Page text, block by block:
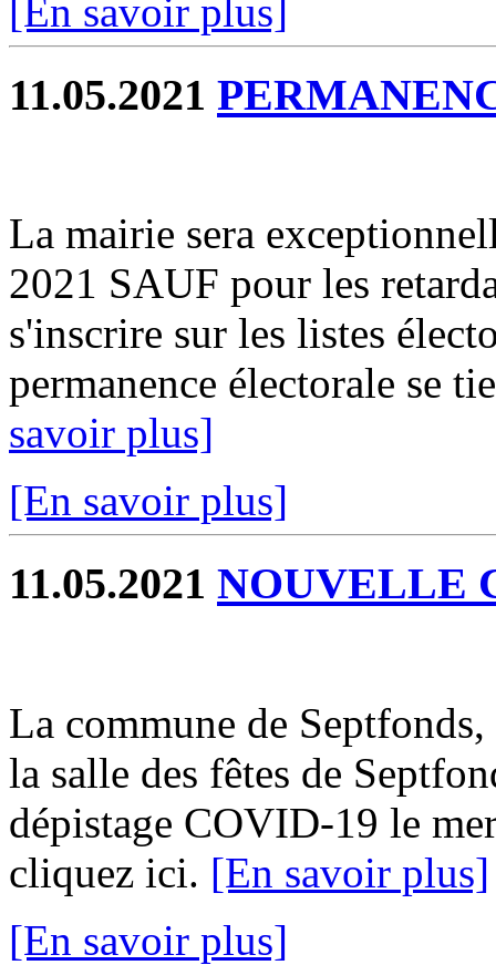
[En savoir plus]
11.05.2021
La mairie sera
2021 SAUF pour les
s'inscrire sur les listes
permanence électorale se
savoir plus]
[En savoir plus]
11.05.2021 NOUVELLE
La commune de
la salle des fêtes de
dépistage COVID-19 le
cliquez ici. [En savoir plus]
[En savoir plus]